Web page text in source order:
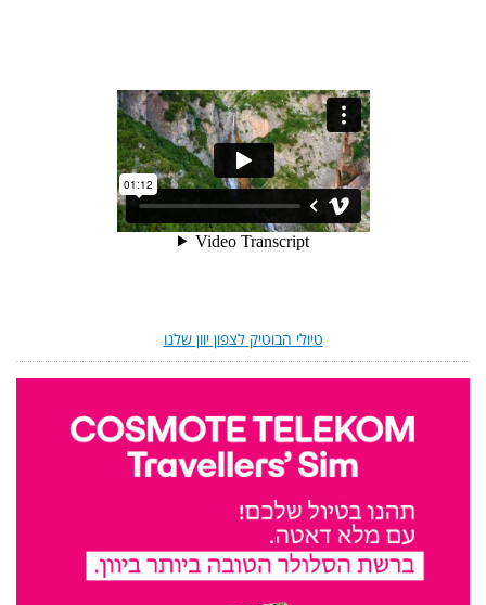
טיולי הבוטיק לצפון יוון שלנו